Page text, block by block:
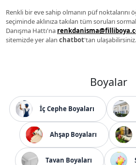
Renkli bir eve sahip olmanın püf noktalarını
seçiminde aklınıza takılan tüm soruları
Danışma Hattı'na
sitemizde yer alan chatbot'tan ulaşabilirsiniz.
Boyalar
İç Cephe Boyaları
Ahşap Boyaları
Tavan Boyaları